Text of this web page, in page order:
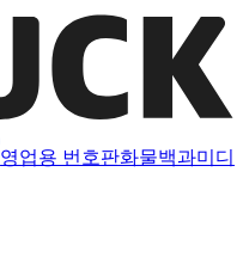
영업용 번호판화물백과미디